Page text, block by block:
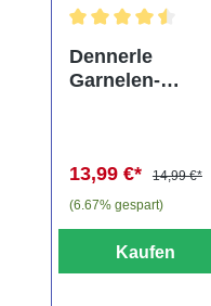
Dennerle
Garnelen-
3er Tonamphore
13,99 €*
14,99 €*
(6.67% gespart)
Kaufen